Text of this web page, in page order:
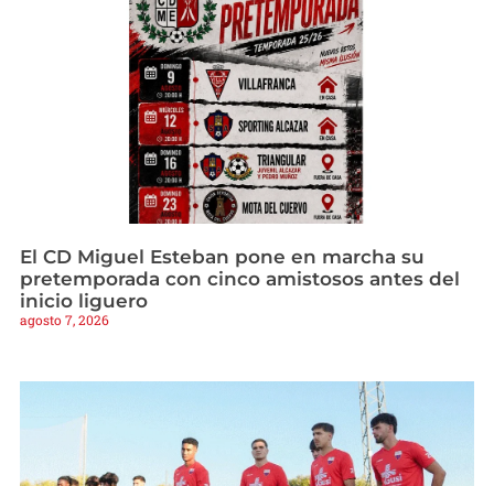
El CD Miguel Esteban pone en marcha su
pretemporada con cinco amistosos antes del
inicio liguero
agosto 7, 2026